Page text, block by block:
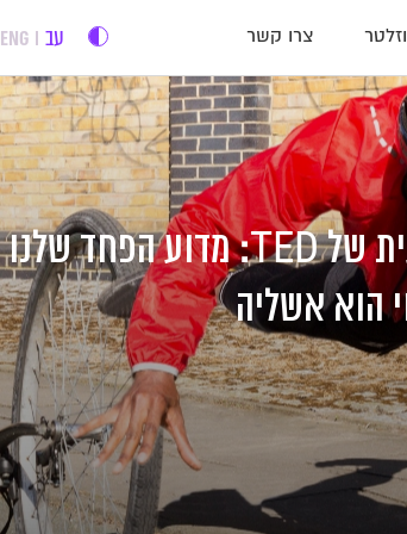
צרו קשר עב ENG
ההרצאה השבועית של TED: מדוע הפחד שלנו
הוא אשליה